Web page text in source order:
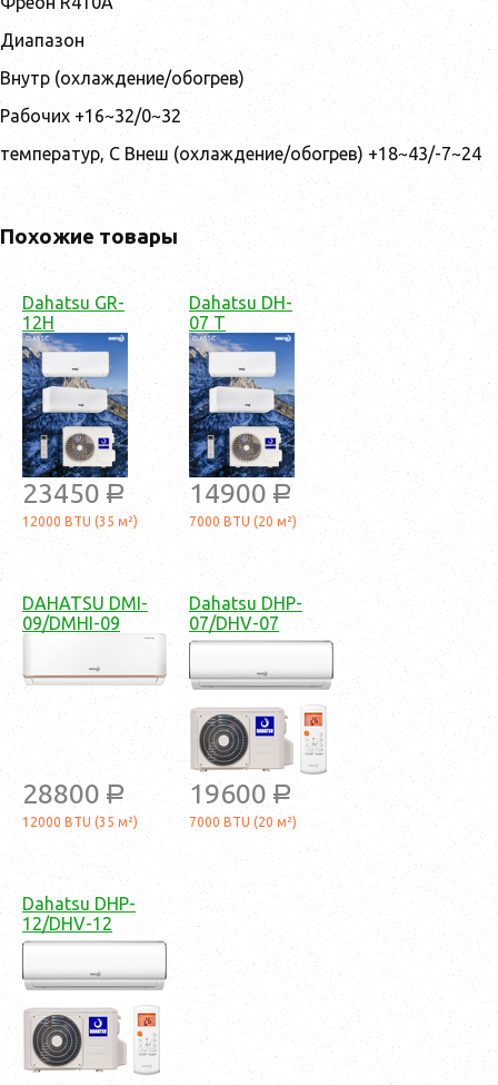
Диапазон
Внутр (охлаждение/обогрев)
Рабочих +16~32/0~32
температур, С Внеш (охлаждение/обогрев) +18~43/-7~24
Похожие товары
Dahatsu GR-
12H
23450 a
12000 BTU (35 м²)
Dahatsu DH-
07 T
14900 a
7000 BTU (20 м²)
DAHATSU DMI-
09/DMHI-09
28800 a
12000 BTU (35 м²)
Dahatsu DHP-
07/DHV-07
19600 a
7000 BTU (20 м²)
Dahatsu DHP-
12/DHV-12